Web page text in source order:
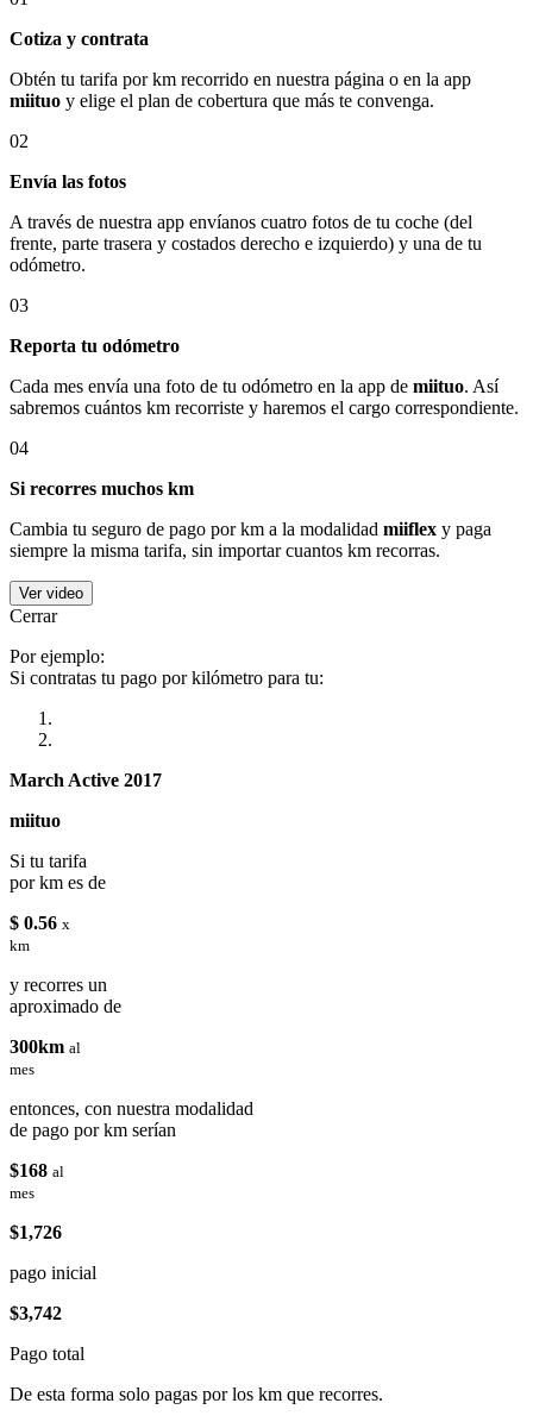
Cotiza y contrata
Obtén tu tarifa por km recorrido en nuestra página o en la app
miituo y elige el plan de cobertura que más te convenga.
02
Envía las fotos
A través de nuestra app envíanos cuatro fotos de tu coche (del
frente, parte trasera y costados derecho e izquierdo) y una de tu
odómetro.
03
Reporta tu odómetro
Cada mes envía una foto de tu odómetro en la app de miituo. Así
sabremos cuántos km recorriste y haremos el cargo correspondiente.
04
Si recorres muchos km
Cambia tu seguro de pago por km a la modalidad miiflex y paga
siempre la misma tarifa, sin importar cuantos km recorras.
Ver video
Cerrar
Por ejemplo:
Si contratas tu pago por kilómetro para tu:
March Active 2017
miituo
Si tu tarifa
por km es de
$ 0.56 x
km
y recorres un
aproximado de
300km al
mes
entonces, con nuestra modalidad
de pago por km serían
$168 al
mes
$1,726
pago inicial
$3,742
Pago total
De esta forma solo pagas por los km que recorres.